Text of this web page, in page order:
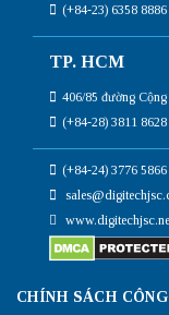
(+84-23) 6358
TP. HCM
406/85 đường
(+84-28) 3811
(+84-24) 3776
CHÍNH SÁCH